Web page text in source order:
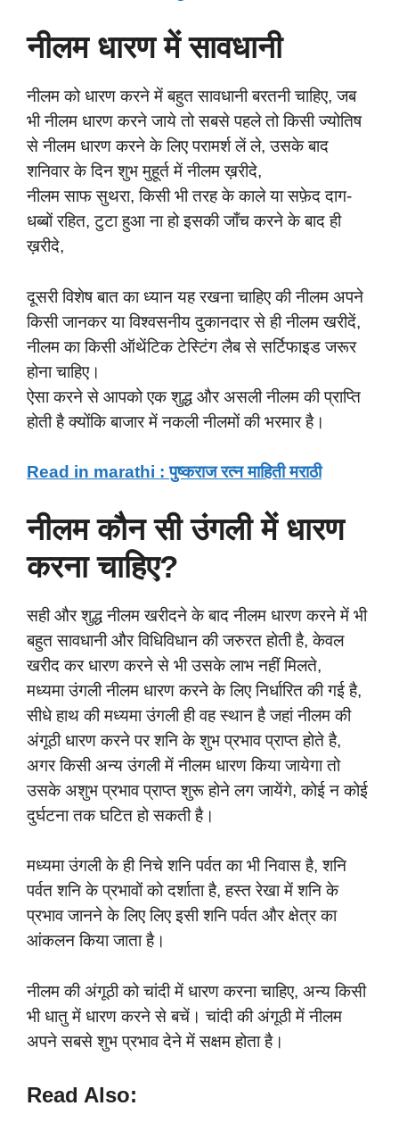
नीलम धारण में सावधानी
नीलम को धारण करने में बहुत सावधानी बरतनी चाहिए, जब
भी नीलम धारण करने जाये तो सबसे पहले तो किसी ज्योतिष
से नीलम धारण करने के लिए परामर्श लें ले, उसके बाद
शनिवार के दिन शुभ मुहूर्त में नीलम ख़रीदे,
नीलम साफ सुथरा, किसी भी तरह के काले या सफ़ेद दाग-
धब्बों रहित, टुटा हुआ ना हो इसकी जाँच करने के बाद ही
ख़रीदे,
दूसरी विशेष बात का ध्यान यह रखना चाहिए की नीलम अपने
किसी जानकर या विश्वसनीय दुकानदार से ही नीलम खरीदें,
नीलम का किसी ऑथेंटिक टेस्टिंग लैब से सर्टिफाइड जरूर
होना चाहिए।
ऐसा करने से आपको एक शुद्ध और असली नीलम की प्राप्ति
होती है क्योंकि बाजार में नकली नीलमों की भरमार है।
Read in marathi : पुष्कराज रत्न माहिती मराठी
नीलम कौन सी उंगली में धारण
करना चाहिए?
सही और शुद्ध नीलम खरीदने के बाद नीलम धारण करने में भी
बहुत सावधानी और विधिविधान की जरुरत होती है, केवल
खरीद कर धारण करने से भी उसके लाभ नहीं मिलते,
मध्यमा उंगली नीलम धारण करने के लिए निर्धारित की गई है,
सीधे हाथ की मध्यमा उंगली ही वह स्थान है जहां नीलम की
अंगूठी धारण करने पर शनि के शुभ प्रभाव प्राप्त होते है,
अगर किसी अन्य उंगली में नीलम धारण किया जायेगा तो
उसके अशुभ प्रभाव प्राप्त शुरू होने लग जायेंगे, कोई न कोई
दुर्घटना तक घटित हो सकती है।
मध्यमा उंगली के ही निचे शनि पर्वत का भी निवास है, शनि
पर्वत शनि के प्रभावों को दर्शाता है, हस्त रेखा में शनि के
प्रभाव जानने के लिए लिए इसी शनि पर्वत और क्षेत्र का
आंकलन किया जाता है।
नीलम की अंगूठी को चांदी में धारण करना चाहिए, अन्य किसी
भी धातु में धारण करने से बचें। चांदी की अंगूठी में नीलम
अपने सबसे शुभ प्रभाव देने में सक्षम होता है।
Read Also: